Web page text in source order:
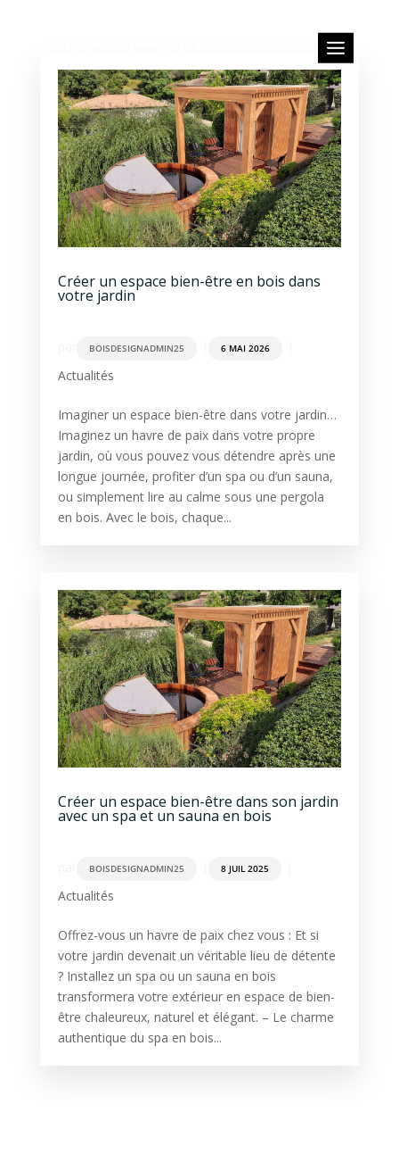
Créer un espace bien-être en bois dans
votre jardin
BOISDESIGNADMIN25 6 MAI 2026
Actualités
Imaginer un espace bien-être dans votre jardin…
Imaginez un havre de paix dans votre propre
jardin, où vous pouvez vous détendre après une
longue journée, profiter d’un spa ou d’un sauna,
ou simplement lire au calme sous une pergola
en bois. Avec le bois, chaque...
Créer un espace bien-être dans son jardin
avec un spa et un sauna en bois
BOISDESIGNADMIN25 8 JUIL 2025
Actualités
Offrez-vous un havre de paix chez vous : Et si
votre jardin devenait un véritable lieu de détente
? Installez un spa ou un sauna en bois
transformera votre extérieur en espace de bien-
être chaleureux, naturel et élégant. – Le charme
authentique du spa en bois...